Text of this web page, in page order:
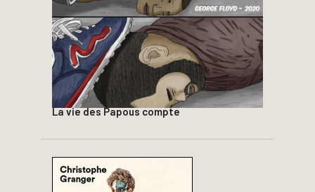
La vie des Papous compte